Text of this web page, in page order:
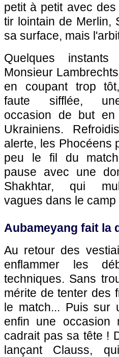
petit à petit avec
tir lointain de Merlin,
sa surface, mais
Quelques
Monsieur
en coupant trop
faute sifflée,
occasion de but
Ukrainiens.
alerte, les Phocéens
peu le fil du
pause avec une
Shakhtar, qui
vagues dans le camp
Aubameyang fait la
Au retour des
enflammer les
techniques. Sans
mérite de tenter des
le match... Puis sur
enfin une occasion
cadrait pas sa tête !
lançant Clauss,